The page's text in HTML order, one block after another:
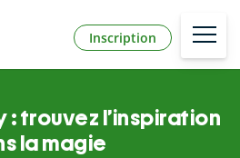
Inscription
: trouvez l’inspiration
la magie